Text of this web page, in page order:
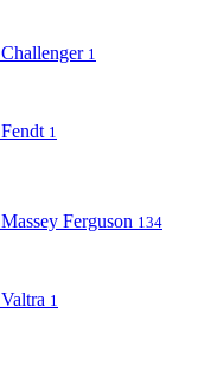
Challenger 1
Fendt 1
Massey Ferguson 134
Valtra 1